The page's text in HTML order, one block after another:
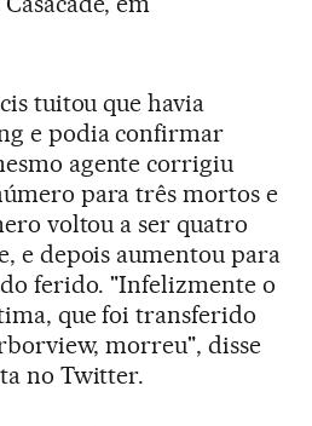
tuitou que havia
e podia confirmar
agente corrigiu
para três mortos e
voltou a ser quatro
e depois aumentou para
ferido. "Infelizmente o
que foi transferido
morreu", disse
no Twitter.